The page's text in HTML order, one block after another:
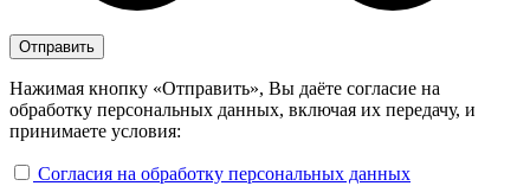
Нажимая кнопку «Отправить», Вы даёте согласие на
обработку персональных данных, включая их передачу, и
принимаете условия:
Согласия на обработку персональных данных